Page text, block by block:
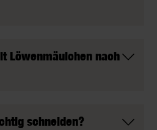
Löwenmäulchen nach
schneiden?